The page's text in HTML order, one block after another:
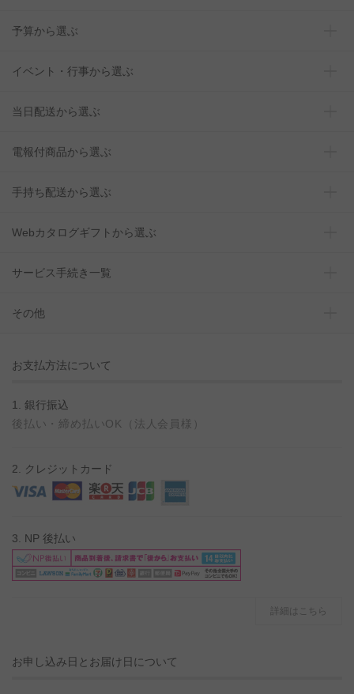
予算から選ぶ
イベント・行事から選ぶ
当日配送から選ぶ
電報付商品から選ぶ
手持ち配送から選ぶ
Webカタログギフトから選ぶ
サービス手続き一覧
その他
お支払方法について
1. 銀行振込
後払い・締め払いOK（法人会員様）
2. クレジットカード
3. NP 後払い
詳細はこちら
お申し込み日とお届け日について